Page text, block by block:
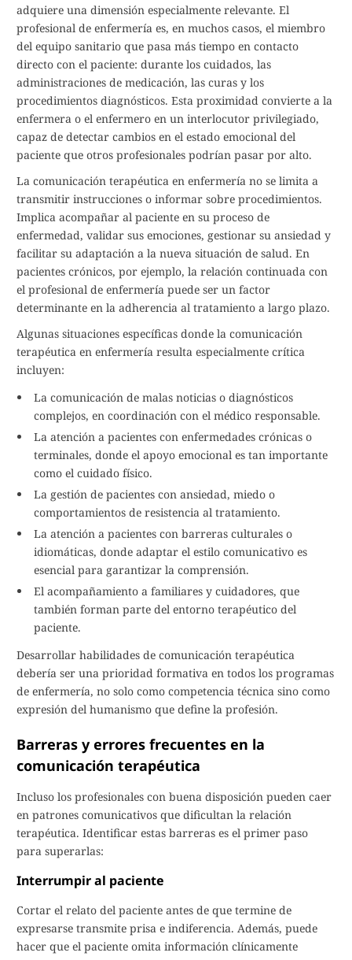
adquiere una dimensión especialmente relevante. El
profesional de enfermería es, en muchos casos, el miembro
del equipo sanitario que pasa más tiempo en contacto
directo con el paciente: durante los cuidados, las
administraciones de medicación, las curas y los
procedimientos diagnósticos. Esta proximidad convierte a la
enfermera o el enfermero en un interlocutor privilegiado,
capaz de detectar cambios en el estado emocional del
paciente que otros profesionales podrían pasar por alto.
La comunicación terapéutica en enfermería no se limita a
transmitir instrucciones o informar sobre procedimientos.
Implica acompañar al paciente en su proceso de
enfermedad, validar sus emociones, gestionar su ansiedad y
facilitar su adaptación a la nueva situación de salud. En
pacientes crónicos, por ejemplo, la relación continuada con
el profesional de enfermería puede ser un factor
determinante en la adherencia al tratamiento a largo plazo.
Algunas situaciones específicas donde la comunicación
terapéutica en enfermería resulta especialmente crítica
incluyen:
La comunicación de malas noticias o diagnósticos
complejos, en coordinación con el médico responsable.
La atención a pacientes con enfermedades crónicas o
terminales, donde el apoyo emocional es tan importante
como el cuidado físico.
La gestión de pacientes con ansiedad, miedo o
comportamientos de resistencia al tratamiento.
La atención a pacientes con barreras culturales o
idiomáticas, donde adaptar el estilo comunicativo es
esencial para garantizar la comprensión.
El acompañamiento a familiares y cuidadores, que
también forman parte del entorno terapéutico del
paciente.
Desarrollar habilidades de comunicación terapéutica
debería ser una prioridad formativa en todos los programas
de enfermería, no solo como competencia técnica sino como
expresión del humanismo que define la profesión.
Barreras y errores frecuentes en la
comunicación terapéutica
Incluso los profesionales con buena disposición pueden caer
en patrones comunicativos que dificultan la relación
terapéutica. Identificar estas barreras es el primer paso
para superarlas:
Interrumpir al paciente
Cortar el relato del paciente antes de que termine de
expresarse transmite prisa e indiferencia. Además, puede
hacer que el paciente omita información clínicamente